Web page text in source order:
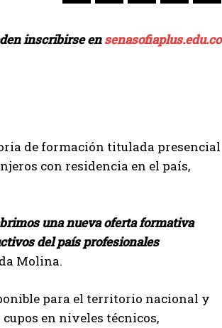
inscribirse ensenasofiaplus.edu.co
de formación titulada presencial
con residencia en el país,
una nueva oferta formativa
del país profesionales
Molina.
para el territorio nacional y
en niveles técnicos,